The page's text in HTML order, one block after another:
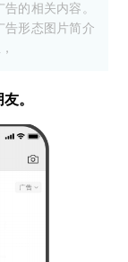
的相关内容。
告形态图片简介
。